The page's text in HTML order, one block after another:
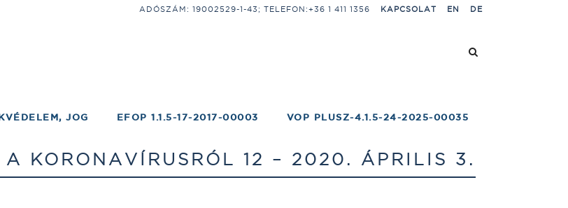
ADÓSZÁM: 19002529-1-43; TELEFON:+36 1 411 1356 KAPCSOLAT EN DE
JOG EFOP 1.1.5-17-2017-00003 VOP PLUSZ-4.1.5-24-2025-00035
A KORONAVÍRUSRÓL 12 – 2020. ÁPRILIS 3.